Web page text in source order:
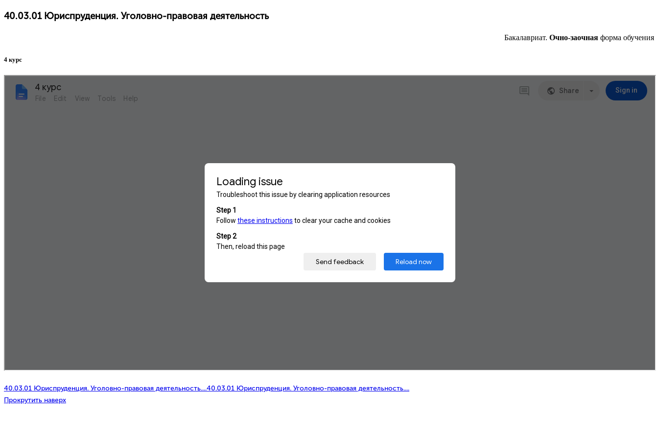
40.03.01 Юриспруденция. Уголовно-правовая деятельность
Бакалавриат. Очно-заочная форма обучения
4 курс
40.03.01 Юриспруденция. Уголовно-правовая деятельность....40.03.01 Юриспруденция. Уголовно-правовая деятельность....
Прокрутить наверх